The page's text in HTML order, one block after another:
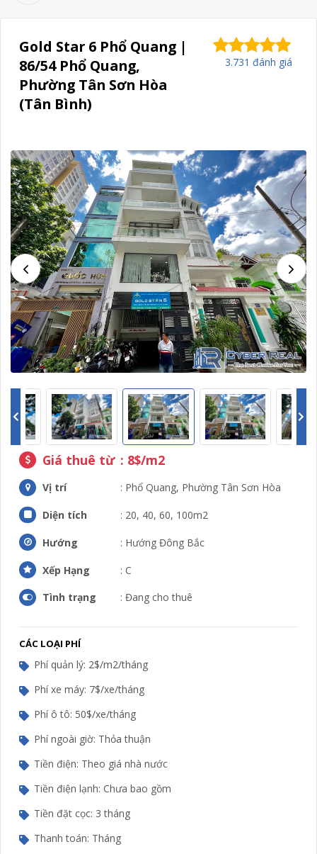
Gold Star 6 Phổ Quang |
86/54 Phổ Quang,
Phường Tân Sơn Hòa
(Tân Bình)
3.731 đánh giá
Giá thuê từ : 8$/m2
Vị trí : Phổ Quang, Phường Tân Sơn Hòa
Diện tích : 20, 40, 60, 100m2
Hướng : Hướng Đông Bắc
Xếp Hạng : C
Tình trạng : Đang cho thuê
CÁC LOẠI PHÍ
Phí quản lý: 2$/m2/tháng
Phí xe máy: 7$/xe/tháng
Phí ô tô: 50$/xe/tháng
Phí ngoài giờ: Thỏa thuận
Tiền điện: Theo giá nhà nước
Tiền điện lạnh: Chưa bao gồm
Tiền đặt cọc: 3 tháng
Thanh toán: Tháng